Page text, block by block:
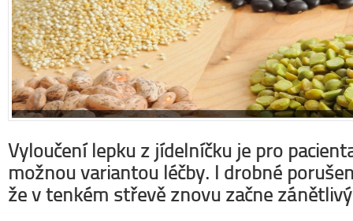
Vyloučení lepku z jídelníčku je pro
možnou variantou léčby. I drobné
že v tenkém střevě znovu začne